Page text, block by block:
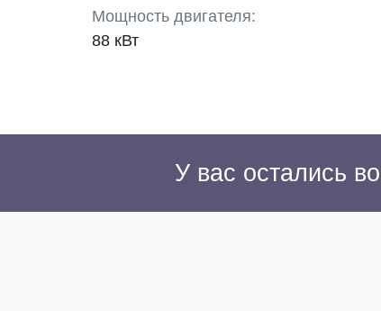
Мощность двигателя:
88 кВт
У вас остались